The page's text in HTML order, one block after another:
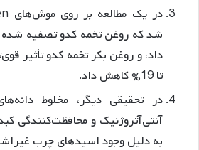
داد، و روغن بکر تخمه کدو تأثیر
تا 19% کاهش داد
.
در تحقیقی دیگر، مخلوط
آنتی‌آتروژنیک و محافظت‌کنندگی
به دلیل وجود اسیدهای چرب